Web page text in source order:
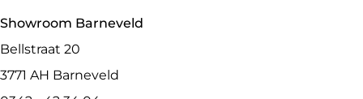
Showroom Barneveld
Bellstraat 20
3771 AH Barneveld